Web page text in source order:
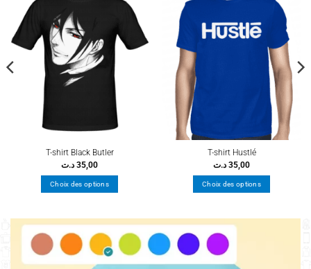
Ajouter
à la
wishlist
T-shirt Black Butler
35,00 د.ت
Choix des options
a
plusieurs
variations.
Les
Ajouter
à la
wishlist
T-shirt Hustlé
35,00 د.ت
Choix des options
a
Les